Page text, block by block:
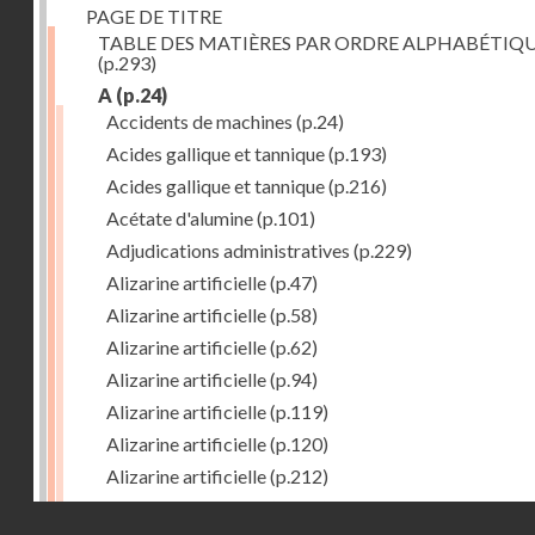
PAGE DE TITRE
TABLE DES MATIÈRES PAR ORDRE
(p.293)
A (p.24)
Accidents de machines (p.24)
Acides gallique et tannique(p.193)
Acides gallique et tannique(p.216)
Acétate d'alumine(p.101)
Adjudications administratives (p.229)
Alizarine artificielle(p.47)
Alizarine artificielle(p.58)
Alizarine artificielle(p.62)
Alizarine artificielle(p.94)
Alizarine artificielle(p.119)
Alizarine artificielle(p.120)
Alizarine artificielle(p.212)
Alizarine artificielle(p.256)